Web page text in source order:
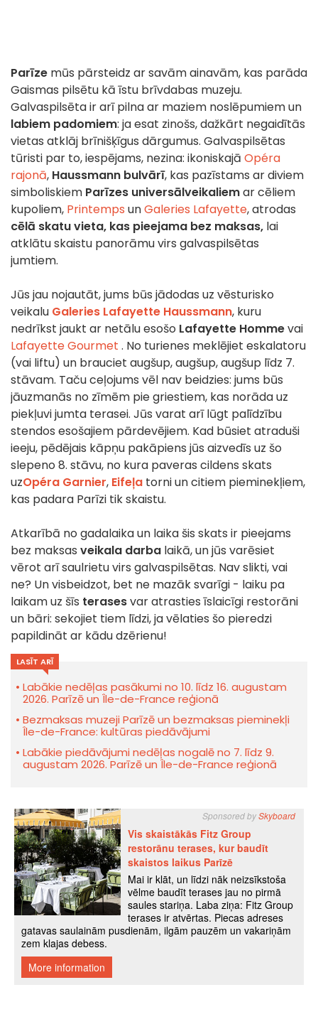
Parīze mūs pārsteidz ar savām ainavām, kas parāda
Gaismas pilsētu kā īstu brīvdabas muzeju.
Galvaspilsēta ir arī pilna ar maziem noslēpumiem un
labiem padomiem: ja esat zinošs, dažkārt negaidītās
vietas atklāj brīnišķīgus dārgumus. Galvaspilsētas
tūristi par to, iespējams, nezina: ikoniskajā Opéra
rajonā, Haussmann bulvārī, kas pazīstams ar diviem
simboliskiem Parīzes universālveikaliemar cēliem
kupoliem, Printemps unGaleries Lafayette, atrodas
cēlā skatu vieta, kas pieejama bez maksas, lai
atklātu skaistu panorāmu virs galvaspilsētas
jumtiem.
Jūs jau nojautāt, jums būs jādodas uz vēsturisko
veikalu Galeries Lafayette Haussmann, kuru
nedrīkst jaukt ar netālu esošo Lafayette Hommevai
Lafayette Gourmet . No turienes meklējiet eskalatoru
(vai liftu) un brauciet augšup, augšup, augšup līdz 7.
stāvam. Taču ceļojums vēl nav beidzies: jums būs
jāuzmanās no zīmēm pie griestiem, kas norāda uz
piekļuvi jumta terasei. Jūs varat arī lūgt palīdzību
stendos esošajiem pārdevējiem. Kad būsiet atraduši
ieeju, pēdējais kāpņu pakāpiens jūs aizvedīs uz šo
slepeno 8. stāvu, no kura paveras cildens skats
uzOpéra Garnier, Eifeļa torni un citiem pieminekļiem,
kas padara Parīzi tik skaistu.
Atkarībā no gadalaika un laika šis skats ir pieejams
bez maksas veikala darba laikā, un jūs varēsiet
vērot arī saulrietu virs galvaspilsētas. Nav slikti, vai
ne? Un visbeidzot, bet ne mazāk svarīgi - laiku pa
laikam uz šīs terasesvar atrasties īslaicīgi restorāni
un bāri: sekojiet tiem līdzi, ja vēlaties šo pieredzi
papildināt ar kādu dzērienu!
LASĪT ARĪ
Labākie nedēļas pasākumi no 10. līdz 16. augustam
2026. Parīzē un Île-de-France reģionā
Bezmaksas muzeji Parīzē un bezmaksas pieminekļi
Île-de-France: kultūras piedāvājumi
Labākie piedāvājumi nedēļas nogalē no 7. līdz 9.
augustam 2026. Parīzē un Île-de-France reģionā